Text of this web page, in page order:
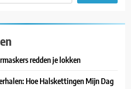
redden je lokken
Hoe Halskettingen Mijn Dag